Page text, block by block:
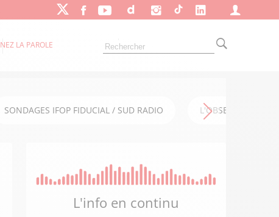
LA PAROLE
SONDAGES IFOP FIDUCIAL / SUD RADIO L'OBSERVATOIRE
L'info en continu